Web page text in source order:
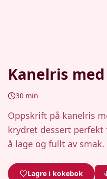
Kanelris
30 min
Oppskrift på kanelris
krydret dessert perfekt
å lage og fullt av smak.
Lagre i kokebok